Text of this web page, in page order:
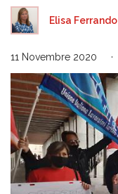
Elisa Ferrando
11 Novembre 2020